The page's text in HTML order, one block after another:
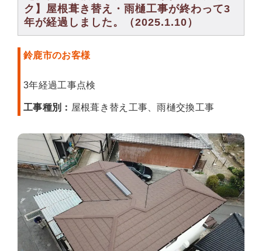
ク】屋根葺き替え・雨樋工事が終わって3
年が経過しました。（2025.1.10）
鈴鹿市のお客様
3年経過工事点検
工事種別： 屋根葺き替え工事、雨樋交換工事